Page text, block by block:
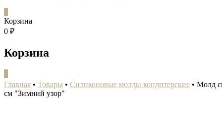
Корзина
0 ₽
Корзина
Главная • Товары • Силиконовые молды кондитерские • Молд
см "Зимний узор"